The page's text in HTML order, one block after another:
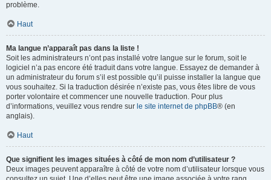
problème.
Haut
Ma langue n’apparaît pas dans la liste !
Soit les administrateurs n’ont pas installé votre langue sur le forum, soit le
logiciel n’a pas encore été traduit dans votre langue. Essayez de demander à
un administrateur du forum s’il est possible qu’il puisse installer la langue que
vous souhaitez. Si la traduction désirée n’existe pas, vous êtes libre de vous
porter volontaire et commencer une nouvelle traduction. Pour plus
d’informations, veuillez vous rendre sur le site internet de phpBB® (en
anglais).
Haut
Que signifient les images situées à côté de mon nom d’utilisateur ?
Deux images peuvent apparaître à côté de votre nom d’utilisateur lorsque vous